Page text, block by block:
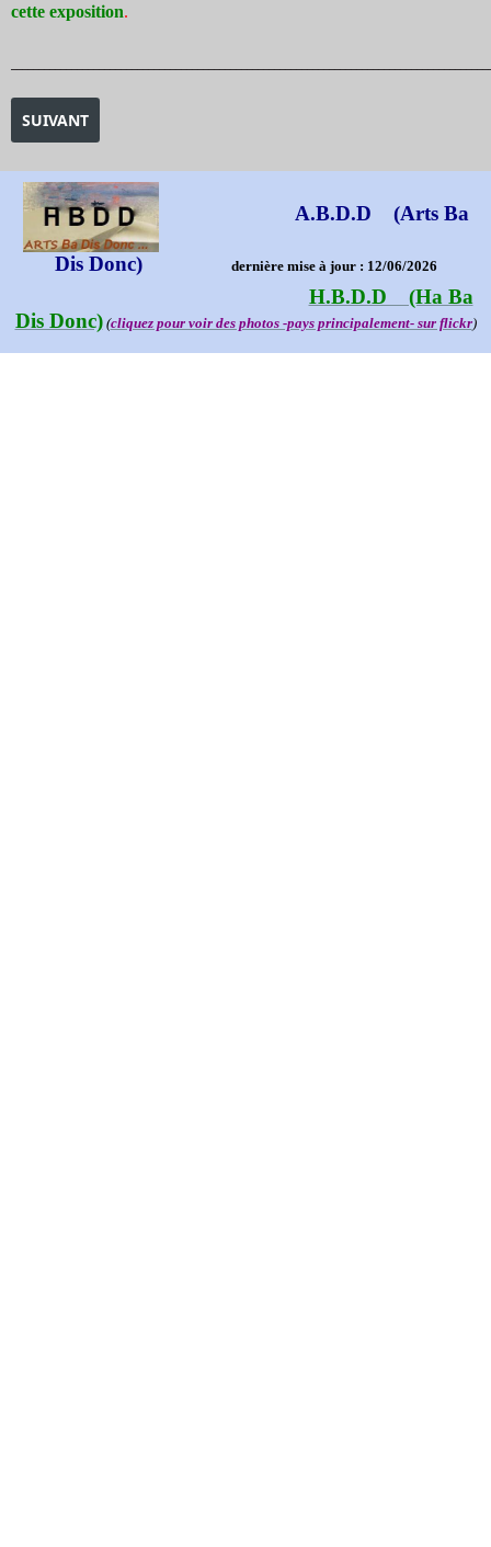
cette exposition.
ARTICLE SUIVANT : EXPOSITION ZIEM FÉLIX
SUIVANT
A.B.D.D (Arts Ba
Dis Donc) dernière mise à jour : 12/06/2026
H.B.D.D (Ha Ba
Dis Donc)(cliquez pour voir des photos -pays principalement- sur flickr)